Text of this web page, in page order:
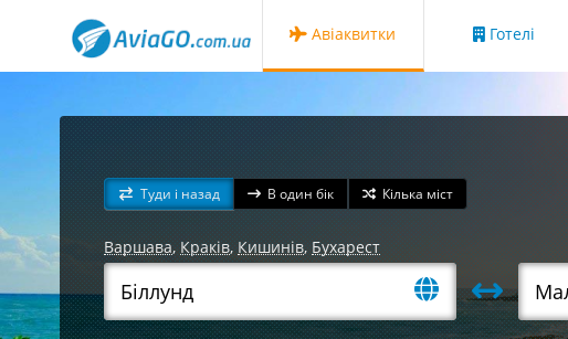
Авіаквитки Готелі
Туди і назад В один бік Кілька міст
Варшава,Краків, Кишинів, Бухарест